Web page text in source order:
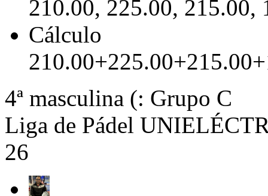
210.00, 225.00, 215.00,
Cálculo
4ª masculina (: Grupo C
Liga de Pádel
26